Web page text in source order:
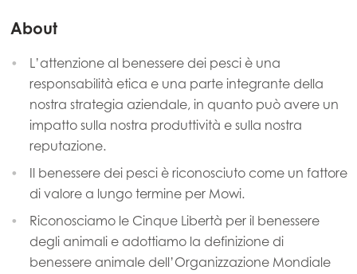
About
L’attenzione al benessere dei pesci è una
responsabilità etica e una parte integrante della
nostra strategia aziendale, in quanto può avere un
impatto sulla nostra produttività e sulla nostra
reputazione.
Il benessere dei pesci è riconosciuto come un fattore
di valore a lungo termine per Mowi.
Riconosciamo le Cinque Libertà per il benessere
degli animali e adottiamo la definizione di
benessere animale dell’Organizzazione Mondiale